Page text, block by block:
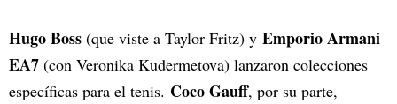
Hugo Boss (que viste a Taylor Fritz) y Emporio Armani
EA7 (con Veronika Kudermetova) lanzaron colecciones
específicas para el tenis. Coco Gauff, por su parte,